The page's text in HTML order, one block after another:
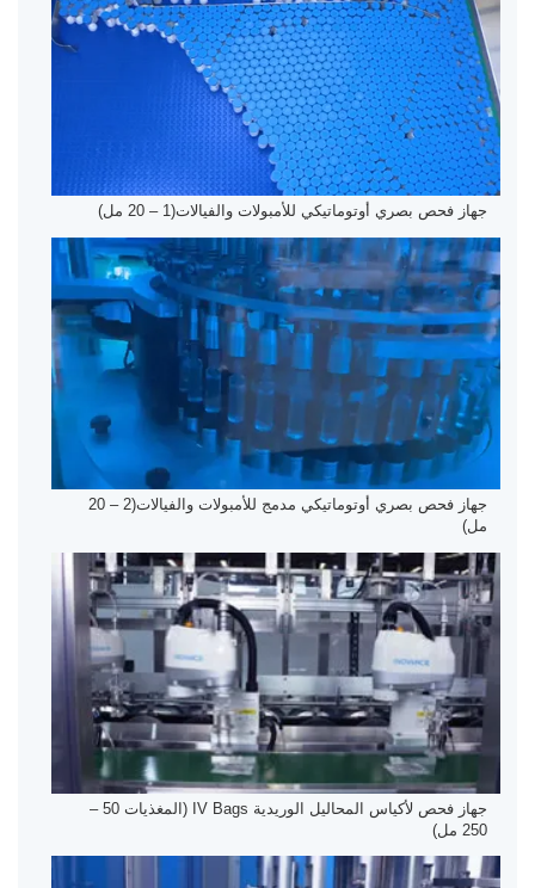
جهاز فحص بصري أوتوماتيكي للأمبولات والفيالات(1 – 20 مل)
جهاز فحص بصري أوتوماتيكي مدمج للأمبولات والفيالات(2 – 20
مل)
جهاز فحص لأكياس المحاليل الوريدية IV Bags (المغذيات 50 –
250 مل)